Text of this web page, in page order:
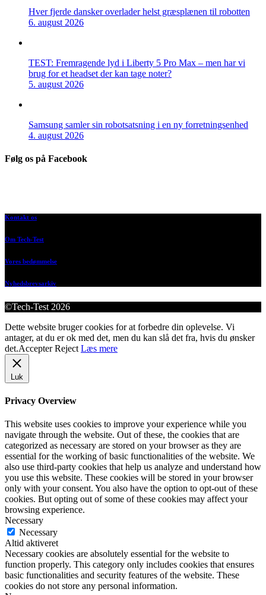
Hver fjerde dansker overlader helst græsplænen til robotten
6. august 2026
TEST: Fremragende lyd i Liberty 5 Pro Max – men har vi
brug for et headset der kan tage noter?
5. august 2026
Samsung samler sin robotsatsning i en ny forretningsenhed
4. august 2026
Følg os på Facebook
Kontakt os
Om Tech-Test
Vores bedømmelse
Nyhedsbrevsarkiv
©Tech-Test 2026
Dette website bruger cookies for at forbedre din oplevelse. Vi
antager, at du er ok med det, men du kan slå det fra, hvis du ønsker
det.Accepter Reject Læs mere
Luk
Privacy Overview
This website uses cookies to improve your experience while you
navigate through the website. Out of these, the cookies that are
categorized as necessary are stored on your browser as they are
essential for the working of basic functionalities of the website. We
also use third-party cookies that help us analyze and understand how
you use this website. These cookies will be stored in your browser
only with your consent. You also have the option to opt-out of these
cookies. But opting out of some of these cookies may affect your
browsing experience.
Necessary
Necessary
Altid aktiveret
Necessary cookies are absolutely essential for the website to
function properly. This category only includes cookies that ensures
basic functionalities and security features of the website. These
cookies do not store any personal information.